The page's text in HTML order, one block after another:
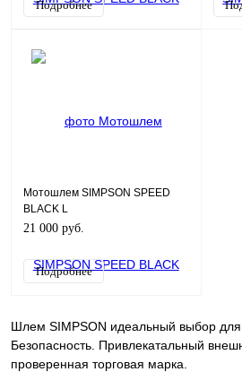
Подробнее
Мотошлем SIMPSON SPEED
BLACK L
21 000 руб.
Подробнее
Шлем SIMPSON идеальный выбор для
Безопасность. Привлекатальный
проверенная торговая марка.